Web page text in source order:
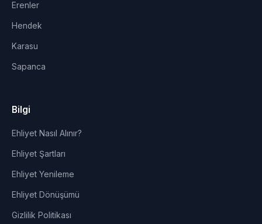
Erenler
Hendek
Karasu
Sapanca
Bilgi
Ehliyet Nasıl Alınır?
Ehliyet Şartları
Ehliyet Yenileme
Ehliyet Dönüşümü
Gizlilik Politikası